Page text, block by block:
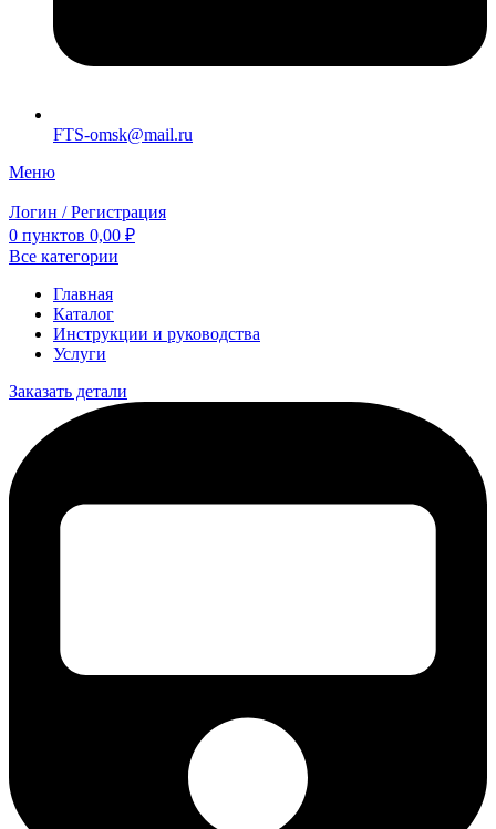
FTS-omsk@mail.ru
Меню
Логин / Регистрация
0 пунктов 0,00 ₽
Все категории
Главная
Каталог
Инструкции и руководства
Услуги
Заказать детали